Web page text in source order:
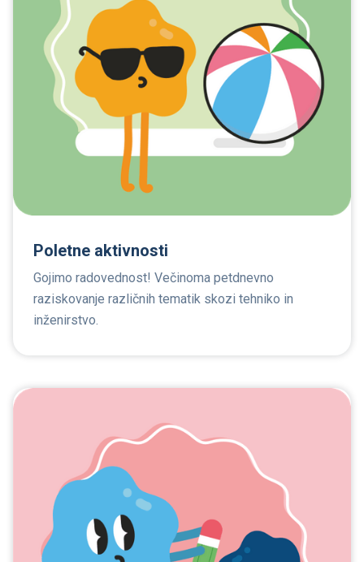
Poletne aktivnosti
Gojimo radovednost! Večinoma petdnevno
raziskovanje različnih tematik skozi tehniko in
inženirstvo.